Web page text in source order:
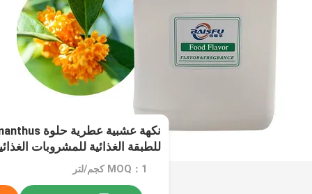
للطبقة الغذائية للمشروبات
MOQ：1 كجم/لتر